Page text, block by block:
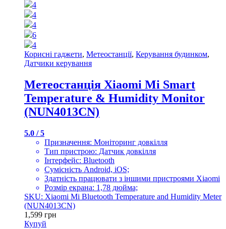
4
4
4
6
4
Корисні гаджети, Метеостанції, Керування будинком,
Датчики керування
Метеостанція Xiaomi Mi Smart
Temperature & Humidity Monitor
(NUN4013CN)
5.0 / 5
Призначення: Моніторинг довкілля
Тип пристрою: Датчик довкілля
Інтерфейс: Bluetooth
Сумісність Android, iOS;
Здатність працювати з іншими пристроями Xiaomi
Розмір екрана: 1,78 дюйма;
SKU: Xiaomi Mi Bluetooth Temperature and Humidity Meter
(NUN4013CN)
1,599 грн
Купуй